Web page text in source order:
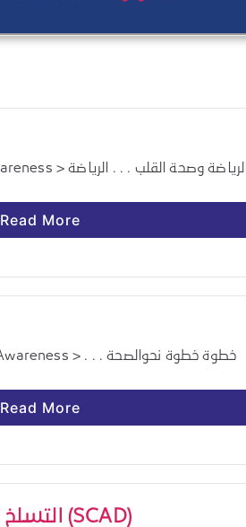
Read More
Read More
التسلخ التلقائي للشريان التاجي (SCAD)